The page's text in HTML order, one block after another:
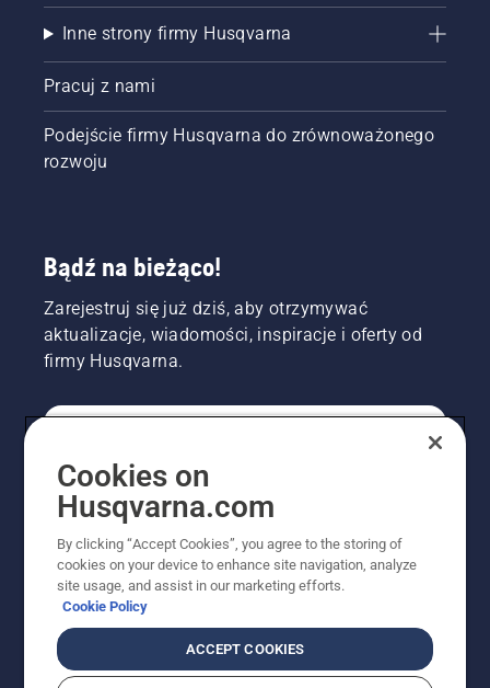
od pnia
drzewa.
oleju na
oznaczają,
że układ
Inne strony firmy Husqvarna
Pracuj z nami
Podejście firmy Husqvarna do zrównoważonego
rozwoju
Bądź na bieżąco!
Zarejestruj się już dziś, aby otrzymywać
aktualizacje, wiadomości, inspiracje i oferty od
firmy Husqvarna.
PROFESJONALISTA
Cookies on
Husqvarna.com
By clicking “Accept Cookies”, you agree to the storing of
cookies on your device to enhance site navigation, analyze
site usage, and assist in our marketing efforts.
Cookie Policy
ACCEPT COOKIES